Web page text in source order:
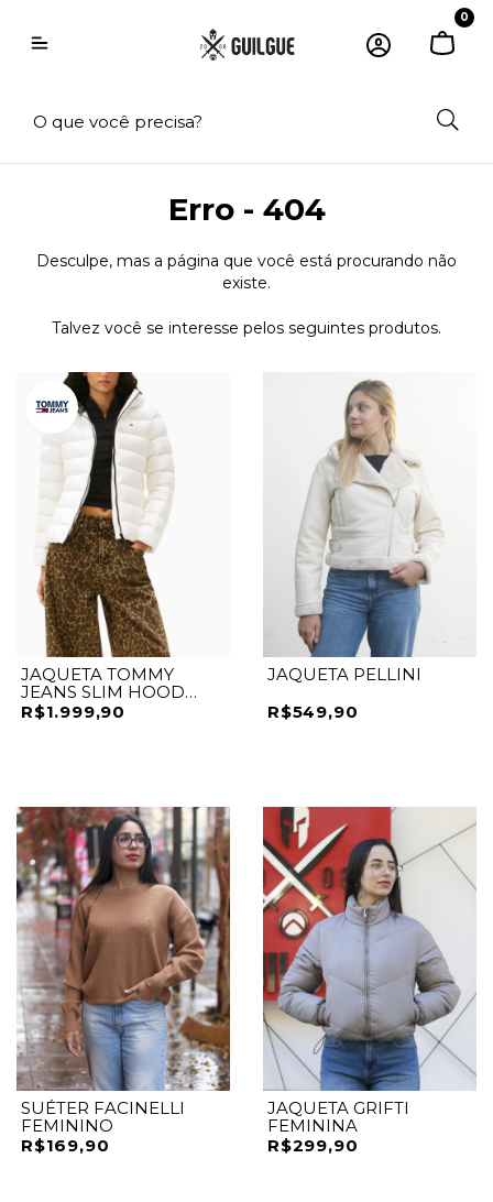
0
Erro - 404
Desculpe, mas a página que você está procurando não
existe.
Talvez você se interesse pelos seguintes produtos.
JAQUETA TOMMY
JEANS SLIM HOOD
PRNT DOWN JCKT
BRANCO
R$1.999,90
JAQUETA PELLINI
R$549,90
SUÉTER FACINELLI
FEMININO
R$169,90
JAQUETA GRIFTI
FEMININA
R$299,90